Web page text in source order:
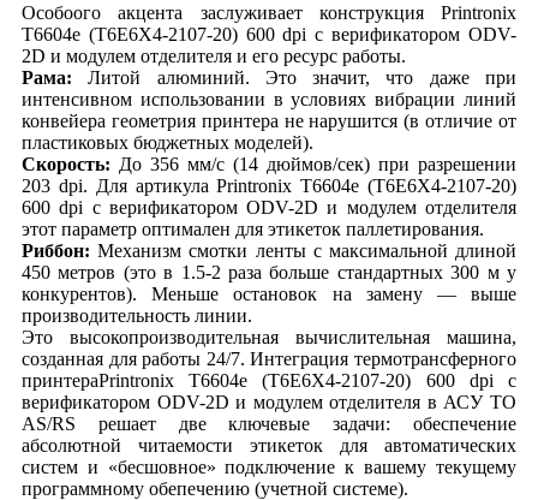
Особоого акцента заслуживает конструкция Printronix
T6604e (T6E6X4-2107-20) 600 dpi с верификатором ODV-
2D и модулем отделителя и его ресурс работы.
Рама: Литой алюминий. Это значит, что даже при
интенсивном использовании в условиях вибрации линий
конвейера геометрия принтера не нарушится (в отличие от
пластиковых бюджетных моделей).
Скорость: До 356 мм/с (14 дюймов/сек) при разрешении
203 dpi. Для артикула Printronix T6604e (T6E6X4-2107-20)
600 dpi с верификатором ODV-2D и модулем отделителя
этот параметр оптимален для этикеток паллетирования.
Риббон: Механизм смотки ленты с максимальной длиной
450 метров (это в 1.5-2 раза больше стандартных 300 м у
конкурентов). Меньше остановок на замену — выше
производительность линии.
Это высокопроизводительная вычислительная машина,
созданная для работы 24/7. Интеграция термотрансферного
принтераPrintronix T6604e (T6E6X4-2107-20) 600 dpi с
верификатором ODV-2D и модулем отделителя в АСУ ТО
AS/RS решает две ключевые задачи: обеспечение
абсолютной читаемости этикеток для автоматических
систем и «бесшовное» подключение к вашему текущему
программному обепечению (учетной системе).